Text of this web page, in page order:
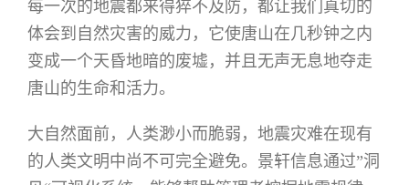
每一次的地震都来得猝不及防，都让我们真切的
体会到自然灾害的威力，它使唐山在几秒钟之内
变成一个天昏地暗的废墟，并且无声无息地夺走
唐山的生命和活力。
大自然面前，人类渺小而脆弱，地震灾难在现有
的人类文明中尚不可完全避免。景轩信息通过”洞